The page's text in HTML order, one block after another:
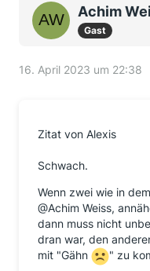
Achim
Gast
16. April 2023 um 22:38
Zitat von Alexis
Schwach.
Wenn zwei wie in
@Achim Weiss,
dann muss nicht
dran war, den
mit "Gähn
" zu